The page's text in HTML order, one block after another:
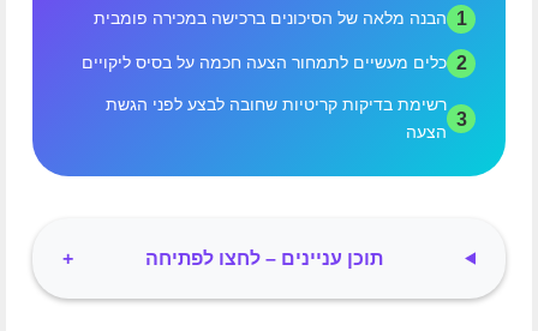
1 הבנה מלאה של הסיכונים ברכישה במכירה פומבית
2 כלים מעשיים לתמחור הצעה חכמה על בסיס ליקויים
3
רשימת בדיקות קריטיות שחובה לבצע לפני הגשת
הצעה
תוכן עניינים – לחצו לפתיחה +